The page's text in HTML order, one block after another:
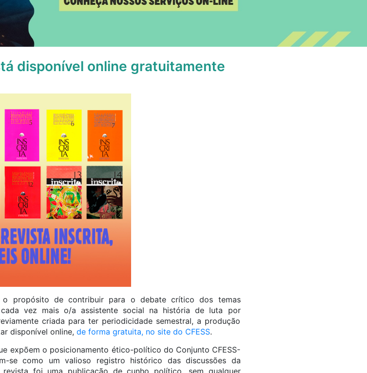
disponível online gratuitamente
o propósito de contribuir para o debate crítico dos temas
vez mais o/a assistente social na história de luta por
criada para ter periodicidade semestral, a produção
disponível online, de forma gratuita, no site do CFESS.
expõem o posicionamento ético-político do Conjunto CFESS-
se como um valioso registro histórico das discussões da